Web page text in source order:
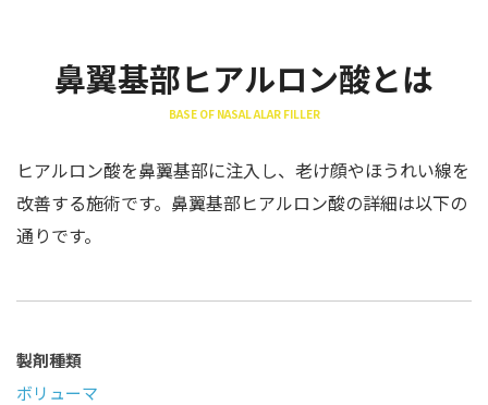
鼻翼基部ヒアルロン酸とは
BASE OF NASAL ALAR FILLER
ヒアルロン酸を鼻翼基部に注入し、老け顔やほうれい線を
改善する施術です。鼻翼基部ヒアルロン酸の詳細は以下の
通りです。
製剤種類
ボリューマ